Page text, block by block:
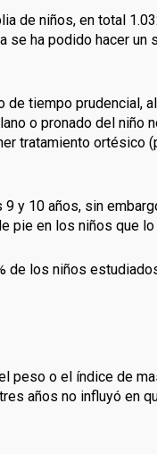
de niños, en total
se ha podido hacer un
de tiempo prudencial,
o pronado del niño
tratamiento ortésico
y 10 años, sin
pie en los niños que lo
de los niños
peso o el índice de
años no influyó en